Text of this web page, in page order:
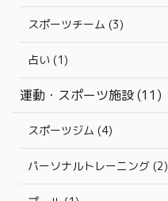
スポーツチーム (3)
占い (1)
運動・スポーツ施設 (11)
スポーツジム (4)
パーソナルトレーニング (2)